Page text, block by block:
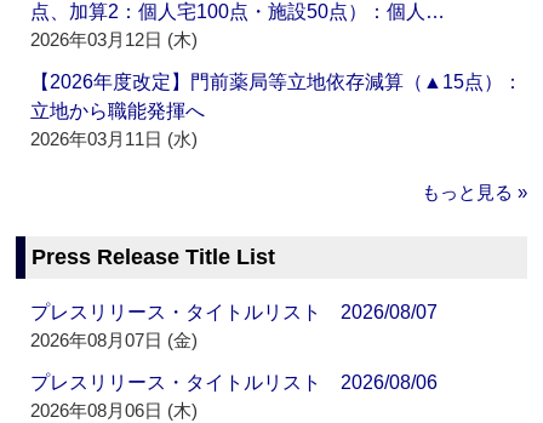
点、加算2：個人宅100点・施設50点）：個人…
2026年03月12日 (木)
【2026年度改定】門前薬局等立地依存減算（▲15点）：
立地から職能発揮へ
2026年03月11日 (水)
もっと見る »
Press Release Title List
プレスリリース・タイトルリスト 2026/08/07
2026年08月07日 (金)
プレスリリース・タイトルリスト 2026/08/06
2026年08月06日 (木)